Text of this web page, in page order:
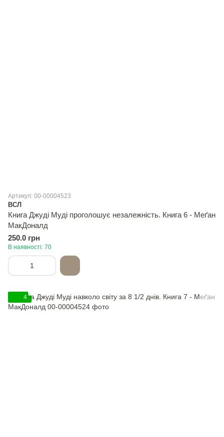
Артикул: 00-00004523
ВСЛ
Книга Джуді Муді проголошує незалежність. Книга 6 - Меґан
МакДоналд
250.0 грн
В наявності: 70
4